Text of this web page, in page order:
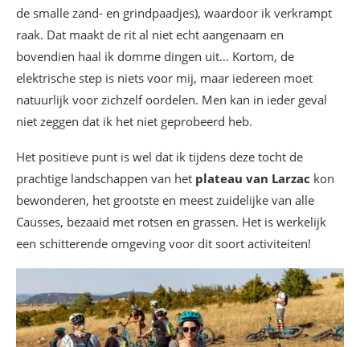
de smalle zand- en grindpaadjes), waardoor ik verkrampt
raak. Dat maakt de rit al niet echt aangenaam en
bovendien haal ik domme dingen uit… Kortom, de
elektrische step is niets voor mij, maar iedereen moet
natuurlijk voor zichzelf oordelen. Men kan in ieder geval
niet zeggen dat ik het niet geprobeerd heb.
Het positieve punt is wel dat ik tijdens deze tocht de
prachtige landschappen van het plateau van Larzac kon
bewonderen, het grootste en meest zuidelijke van alle
Causses, bezaaid met rotsen en grassen. Het is werkelijk
een schitterende omgeving voor dit soort activiteiten!